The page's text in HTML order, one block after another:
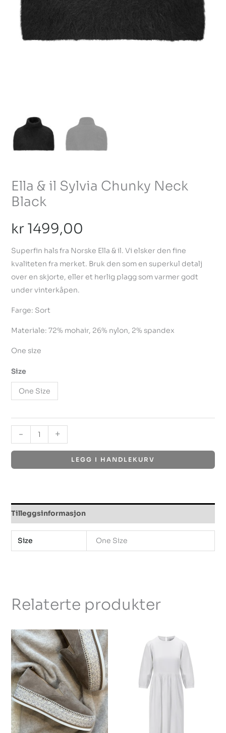
Ella & il Sylvia Chunky Neck
Black
kr1499,00
Superfin hals fra Norske Ella & il. Vi elsker den fine
kvaliteten fra merket. Bruk den som en superkul detalj
over en skjorte, eller et herlig plagg som varmer godt
under vinterkåpen.
Farge: Sort
Materiale: 72% mohair, 26% nylon, 2% spandex
One size
Size
One Size
- +
LEGG I HANDLEKURV
Tilleggsinformasjon
Size One Size
Relaterte produkter